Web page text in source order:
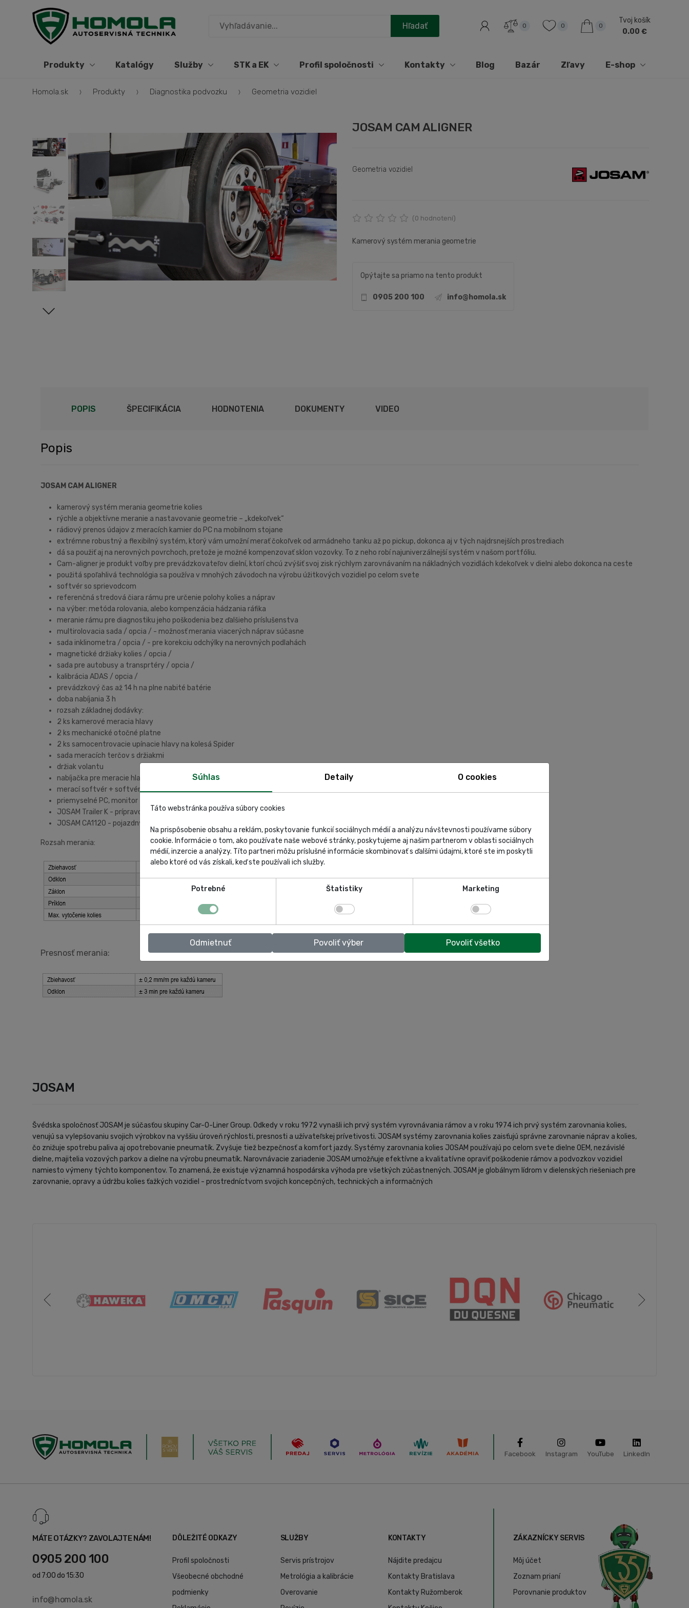
0 0 0
Tvoj košík
0.00 €
Produkty Katalógy Služby STK a EK Profil spoločnosti Kontakty Blog Bazár Zľavy E-shop
Homola.sk Produkty Diagnostika podvozku Geometria vozidiel
JOSAM CAM ALIGNER
Geometria vozidiel
(0 hodnotení)
Kamerový systém merania geometrie
Opýtajte sa priamo na tento produkt
0905 200 100 info@homola.sk
POPIS ŠPECIFIKÁCIA HODNOTENIA DOKUMENTY VIDEO
Popis
JOSAM CAM ALIGNER
kamerový systém merania geometrie kolies
rýchle a objektívne meranie a nastavovanie geometrie – „kdekoľvek“
rádiový prenos údajov z meracích kamier do PC na mobilnom stojane
extrémne robustný a flexibilný systém, ktorý vám umožní merať čokoľvek od armádneho tanku až po pickup, dokonca aj v tých najdrsnejších prostrediach
dá sa použiť aj na nerovných povrchoch, pretože je možné kompenzovať sklon vozovky. To z neho robí najuniverzálnejší systém v našom portfóliu.
Cam-aligner je produkt voľby pre prevádzkovateľov dielní, ktorí chcú zvýšiť svoj zisk rýchlym zarovnávaním na nákladných vozidlách kdekoľvek v dielni alebo dokonca na ceste
použitá spoľahlivá technológia sa používa v mnohých závodoch na výrobu úžitkových vozidiel po celom svete
softvér so sprievodcom
referenčná stredová čiara rámu pre určenie polohy kolies a náprav
na výber: metóda rolovania, alebo kompenzácia hádzania ráfika
meranie rámu pre diagnostiku jeho poškodenia bez ďalšieho príslušenstva
multirolovacia sada / opcia / - možnosť merania viacerých náprav súčasne
sada inklinometra / opcia / - pre korekciu odchýlky na nerovných podlahách
magnetické držiaky kolies / opcia /
sada pre autobusy a transprtéry / opcia /
kalibrácia ADAS / opcia /
prevádzkový čas až 14 h na plne nabité batérie
doba nabíjania 3 h
rozsah základnej dodávky:
2 ks kamerové meracia hlavy
2 ks mechanické otočné platne
2 ks samocentrovacie upínacie hlavy na kolesá Spider
sada meracích terčov s držiakmi
držiak volantu
nabíjačka pre meracie hlavy
merací softvér + softvér na meranie rámov
priemyselné PC, monitor 22", tlačiareň DIN A4, klávesnica, MS Windows
JOSAM Trailer K - prípravok na meranie návesov na kráľovský čap
JOSAM CA1120 - pojazdný stojan pre geometriu
Rozsah merania:
Presnosť merania:
JOSAM
Švédska spoločnosť JOSAM je súčasťou skupiny Car-O-Liner Group. Odkedy v roku 1972 vynašli ich prvý systém vyrovnávania rámov a v roku 1974 ich prvý systém zarovnania kolies,
venujú sa vylepšovaniu svojich výrobkov na vyššiu úroveň rýchlosti, presnosti a užívateľskej prívetivosti. JOSAM systémy zarovnania kolies zaisťujú správne zarovnanie náprav a kolies,
čo znižuje spotrebu paliva aj opotrebovanie pneumatík. Zvyšuje tiež bezpečnosť a komfort jazdy. Systémy zarovnania kolies JOSAM používajú po celom svete dielne OEM, nezávislé
dielne, majitelia vozových parkov a dielne na výrobu pneumatík. Narovnávacie zariadenie JOSAM umožňuje efektívne a kvalitatívne opraviť poškodenie rámov a podvozkov vozidiel
namiesto výmeny týchto komponentov. To znamená, že existuje významná hospodárska výhoda pre všetkých zúčastnených. JOSAM je globálnym lídrom v dielenských riešeniach pre
zarovnanie, opravy a údržbu kolies ťažkých vozidiel - prostredníctvom svojich koncepčných, technických a informačných
Facebook Instagram YouTube LinkedIn
MÁTE OTÁZKY? ZAVOLAJTE NÁM!
0905 200 100
od 7:00 do 15:30
info@homola.sk
DÔLEŽITÉ ODKAZY
Profil spoločnosti
Všeobecné obchodné
podmienky
SLUŽBY
Servis prístrojov
Metrológia a kalibrácie
Overovanie
KONTAKTY
Nájdite predajcu
Kontakty Bratislava
Kontakty Ružomberok
ZÁKAZNÍCKY SERVIS
Môj účet
Zoznam prianí
Porovnanie produktov
Súhlas Detaily O cookies
Táto webstránka používa súbory cookies
Na prispôsobenie obsahu a reklám, poskytovanie funkcií sociálnych médií a analýzu návštevnosti používame súbory
cookie. Informácie o tom, ako používate naše webové stránky, poskytujeme aj našim partnerom v oblasti sociálnych
médií, inzercie a analýzy. Títo partneri môžu príslušné informácie skombinovať s ďalšími údajmi, ktoré ste im poskytli
alebo ktoré od vás získali, keď ste používali ich služby.
Potrebné Štatistiky Marketing
Odmietnuť Povoliť výber Povoliť všetko